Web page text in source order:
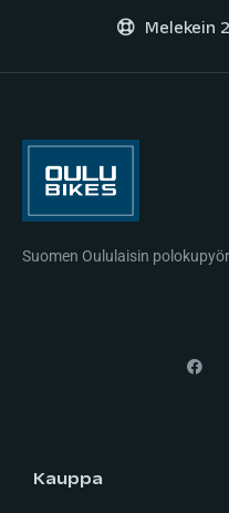
Melekein
Suomen Oululaisin
Kauppa